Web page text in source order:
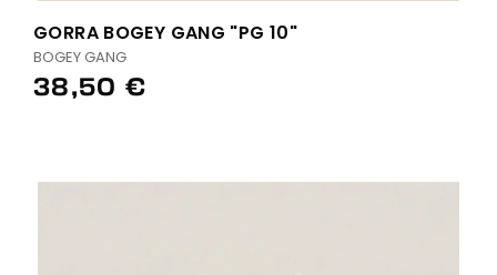
GORRA BOGEY GANG "PG 10"
BOGEY GANG
38,50 €